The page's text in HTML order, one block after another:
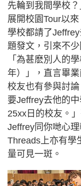
先輪到我間學校
展開校園Tour以
學校都請了
題發文，引來不
「為甚麽別人的
年）」，直言畢
校友也有參與討
要Jeffrey去他的
25xx日的校友。
Jeffrey同你哋心理
Threads上亦有學
量可見一斑。